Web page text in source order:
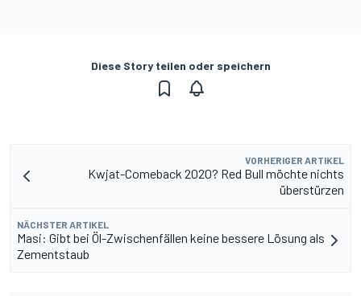
Diese Story teilen oder speichern
VORHERIGER ARTIKEL
Kwjat-Comeback 2020? Red Bull möchte nichts
überstürzen
NÄCHSTER ARTIKEL
Masi: Gibt bei Öl-Zwischenfällen keine bessere Lösung als
Zementstaub